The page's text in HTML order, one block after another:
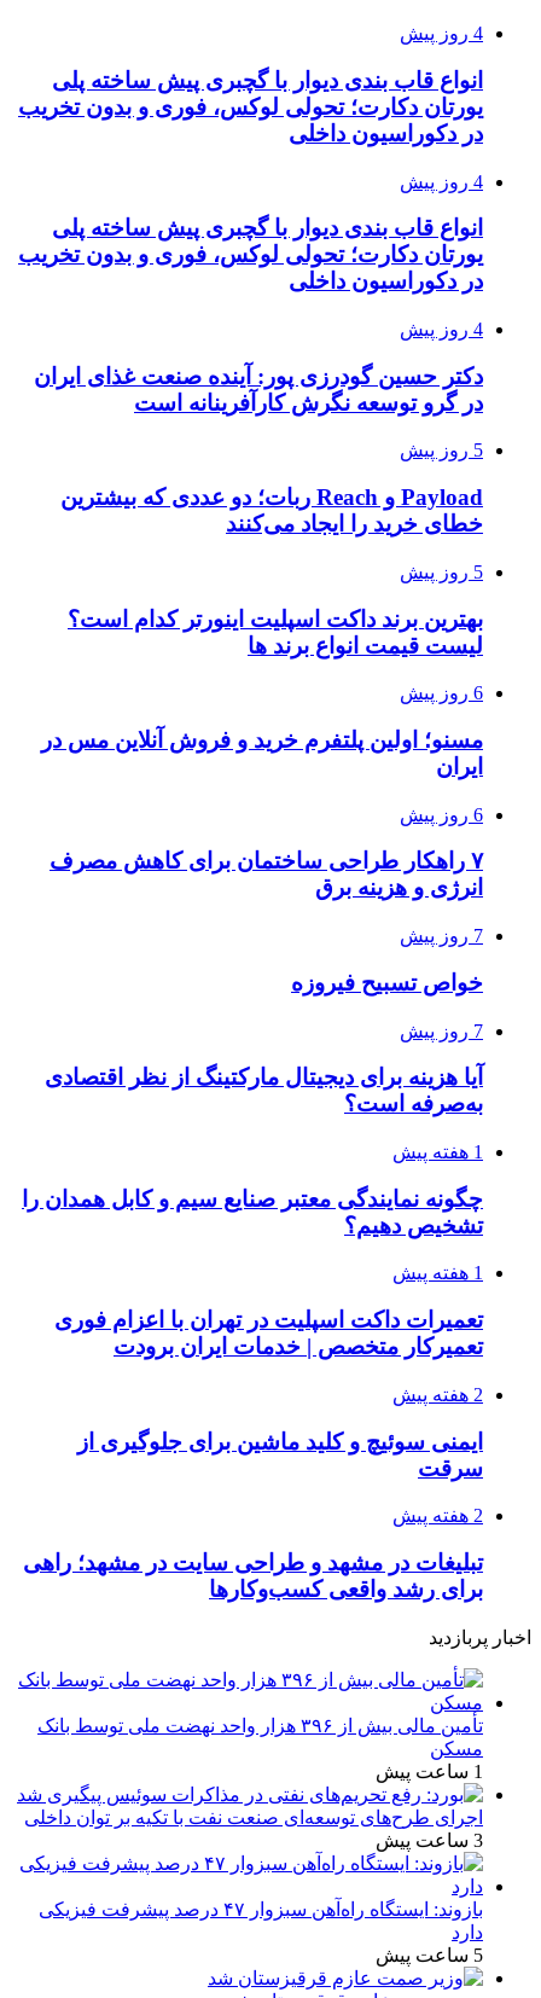
4 روز پیش
انواع قاب بندی دیوار با گچبری پیش ساخته پلی
یورتان دکارت؛ تحولی لوکس، فوری و بدون تخریب
در دکوراسیون داخلی
4 روز پیش
انواع قاب بندی دیوار با گچبری پیش ساخته پلی
یورتان دکارت؛ تحولی لوکس، فوری و بدون تخریب
در دکوراسیون داخلی
4 روز پیش
دکتر حسین گودرزی پور: آینده صنعت غذای ایران
در گرو توسعه نگرش کارآفرینانه است
5 روز پیش
Payload و Reach ربات؛ دو عددی که بیشترین
خطای خرید را ایجاد می‌کنند
5 روز پیش
بهترین برند داکت اسپلیت اینورتر کدام است؟
لیست قیمت انواع برند ها
6 روز پیش
مسنو؛ اولین پلتفرم خرید و فروش آنلاین مس در
ایران
6 روز پیش
۷ راهکار طراحی ساختمان برای کاهش مصرف
انرژی و هزینه برق
7 روز پیش
خواص تسبیح فیروزه
7 روز پیش
آیا هزینه برای دیجیتال مارکتینگ از نظر اقتصادی
به‌صرفه است؟
1 هفته پیش
چگونه نمایندگی معتبر صنایع سیم و کابل همدان را
تشخیص دهیم؟
1 هفته پیش
تعمیرات داکت اسپلیت در تهران با اعزام فوری
تعمیرکار متخصص | خدمات ایران برودت
2 هفته پیش
ایمنی سوئیچ و کلید ماشین برای جلوگیری از
سرقت
2 هفته پیش
تبلیغات در مشهد و طراحی سایت در مشهد؛ راهی
برای رشد واقعی کسب‌وکارها
اخبار پربازدید
تأمین مالی بیش از ۳۹۶ هزار واحد نهضت ملی توسط بانک
مسکن
1 ساعت پیش
اجرای طرح‌های توسعه‌ای صنعت نفت با تکیه بر توان داخلی
3 ساعت پیش
بازوند: ایستگاه راه‌آهن سبزوار ۴۷ درصد پیشرفت فیزیکی
دارد
5 ساعت پیش